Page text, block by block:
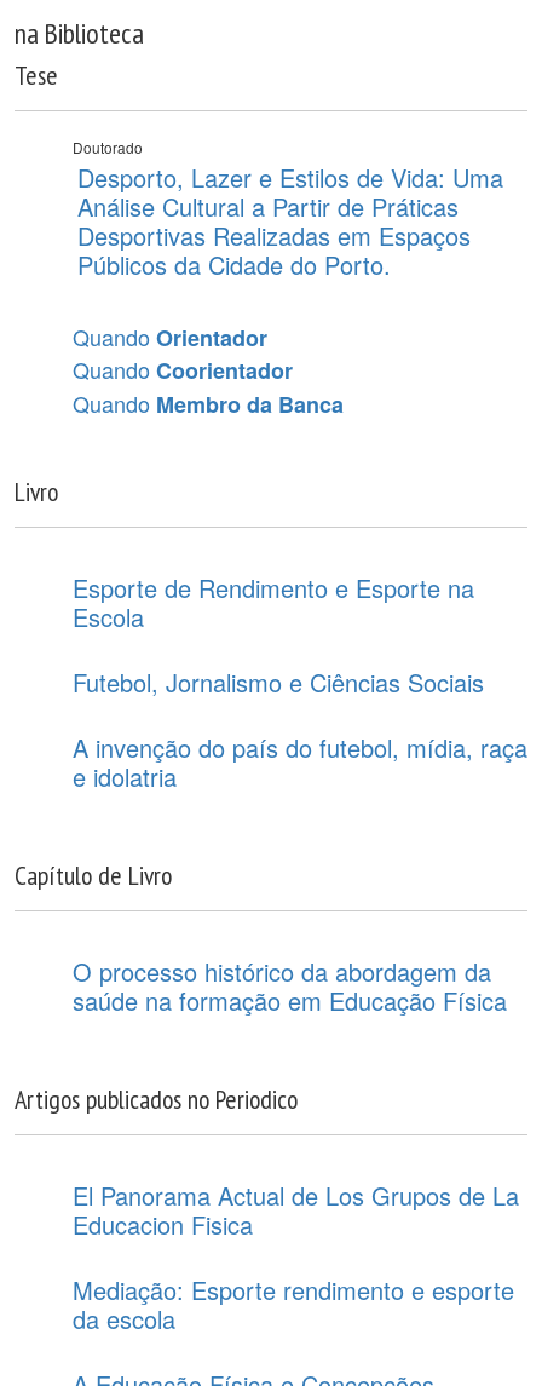
na Biblioteca
Tese
Doutorado
Desporto, Lazer e Estilos de Vida: Uma
Análise Cultural a Partir de Práticas
Desportivas Realizadas em Espaços
Públicos da Cidade do Porto.
Quando Orientador
Quando Coorientador
Quando Membro da Banca
Livro
Esporte de Rendimento e Esporte na
Escola
Futebol, Jornalismo e Ciências Sociais
A invenção do país do futebol, mídia, raça
e idolatria
Capítulo de Livro
O processo histórico da abordagem da
saúde na formação em Educação Física
Artigos publicados no Periodico
El Panorama Actual de Los Grupos de La
Educacion Fisica
Mediação: Esporte rendimento e esporte
da escola